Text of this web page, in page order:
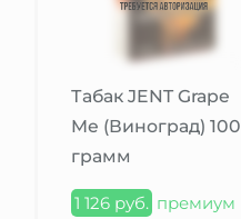
Табак JENT Grape
Me (Виноград) 100
грамм
1 126 руб. премиум